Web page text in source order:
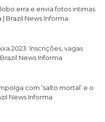
erra e envia fotos intimas
Brazil News Informa
2023: Inscrições, vagas
News Informa
com ‘salto mortal’ e o
News Informa